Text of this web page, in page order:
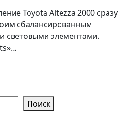
Toyota Altezza 2000 сразу
сбалансированным
световыми элементами.
Поиск